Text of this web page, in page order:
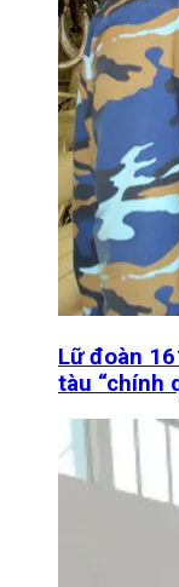
Lữ đoàn
tàu “chính